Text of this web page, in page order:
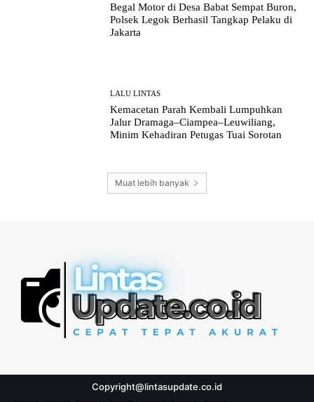
Begal Motor di Desa Babat Sempat Buron,
Polsek Legok Berhasil Tangkap Pelaku di
Jakarta
LALU LINTAS
Kemacetan Parah Kembali Lumpuhkan
Jalur Dramaga–Ciampea–Leuwiliang,
Minim Kehadiran Petugas Tuai Sorotan
Muat lebih banyak
Copyright@lintasupdate.co.id